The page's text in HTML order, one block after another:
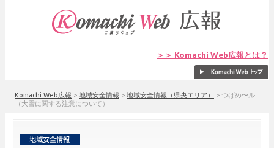
＞＞ Komachi Web広報とは？
Komachi Web広報 > 地域安全情報 > 地域安全情報（県央エリア） > つばめ〜ル
（大雪に関する注意について）